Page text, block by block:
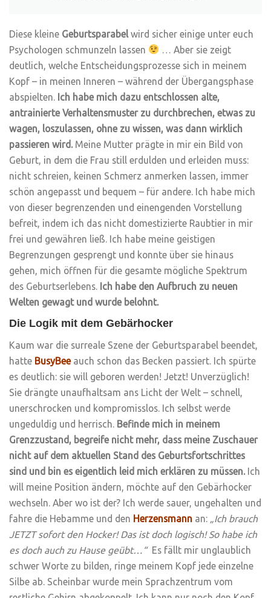
Diese kleine Geburtsparabel wird sicher einige unter euch
Psychologen schmunzeln lassen
… Aber sie zeigt
deutlich, welche Entscheidungsprozesse sich in meinem
Kopf – in meinen Inneren – während der Übergangsphase
abspielten. Ich habe mich dazu entschlossen alte,
antrainierte Verhaltensmuster zu durchbrechen, etwas zu
wagen, loszulassen, ohne zu wissen, was dann wirklich
passieren wird. Meine Mutter prägte in mir ein Bild von
Geburt, in dem die Frau still erdulden und erleiden muss:
nicht schreien, keinen Schmerz anmerken lassen, immer
schön angepasst und bequem – für andere. Ich habe mich
von dieser begrenzenden und einengenden Vorstellung
befreit, indem ich das nicht domestizierte Raubtier in mir
frei und gewähren ließ. Ich habe meine geistigen
Begrenzungen gesprengt und konnte über sie hinaus
gehen, mich öffnen für die gesamte mögliche Spektrum
des Geburtserlebens. Ich habe den Aufbruch zu neuen
Welten gewagt und wurde belohnt.
Die Logik mit dem Gebärhocker
Kaum war die surreale Szene der Geburtsparabel beendet,
hatte BusyBeeauch schon das Becken passiert. Ich spürte
es deutlich: sie will geboren werden! Jetzt! Unverzüglich!
Sie drängte unaufhaltsam ans Licht der Welt – schnell,
unerschrocken und kompromisslos. Ich selbst werde
ungeduldig und herrisch. Befinde mich in meinem
Grenzzustand, begreife nicht mehr, dass meine Zuschauer
nicht auf dem aktuellen Stand des Geburtsfortschrittes
sind und bin es eigentlich leid mich erklären zu müssen. Ich
will meine Position ändern, möchte auf den Gebärhocker
wechseln. Aber wo ist der? Ich werde sauer, ungehalten und
fahre die Hebamme und den Herzensmann an: „Ich brauch
JETZT sofort den Hocker! Das ist doch logisch! So habe ich
es doch auch zu Hause geübt…“ Es fällt mir unglaublich
schwer Worte zu bilden, ringe meinem Kopf jede einzelne
Silbe ab. Scheinbar wurde mein Sprachzentrum vom